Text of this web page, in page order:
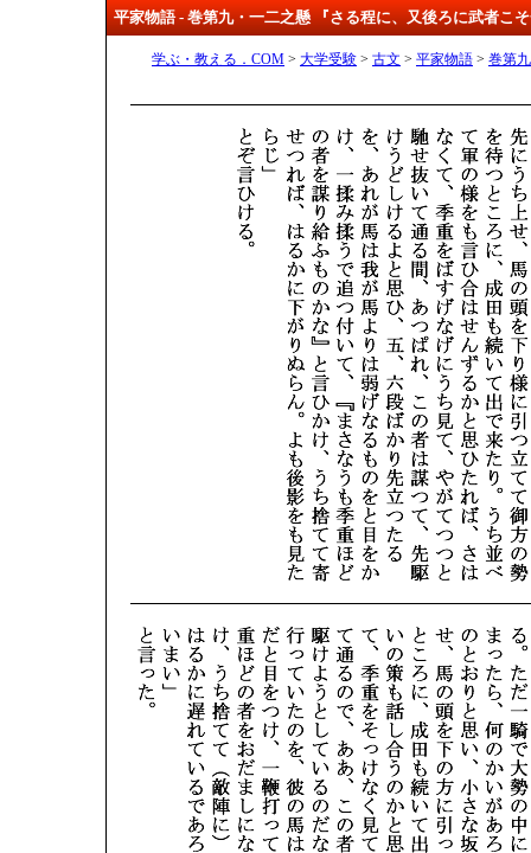
平家物語 - 巻第九・一二之懸 『さる程に、又後ろに武者こ
学ぶ・教える．COM > 大学受験 > 古文 > 平家物語 > 巻第九